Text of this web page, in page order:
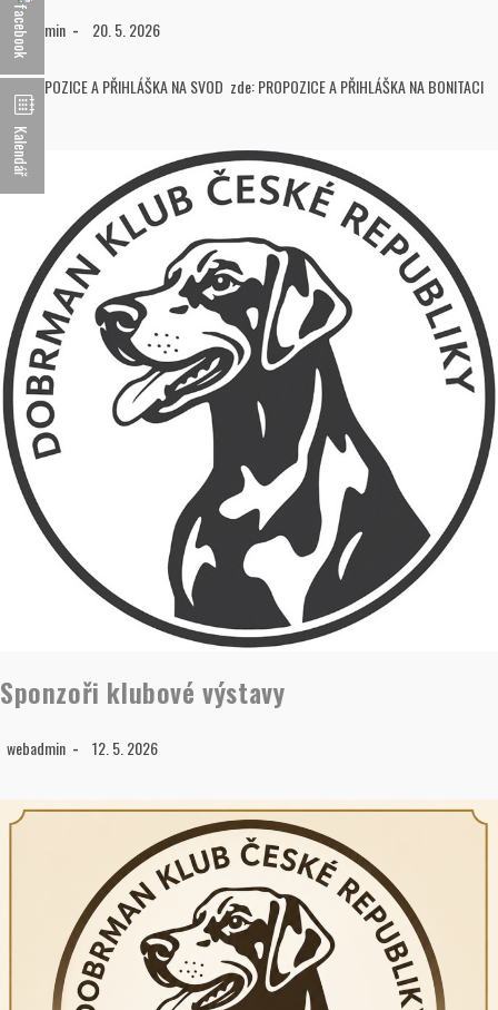
webadmin 20. 5. 2026
PROPOZICE A PŘIHLÁŠKA NA SVOD zde: PROPOZICE A PŘIHLÁŠKA NA BONITACI
zde:
Sponzoři klubové výstavy
webadmin 12. 5. 2026
Kalendář